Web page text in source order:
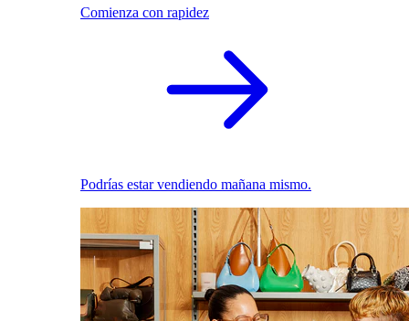
Comienza con rapidez
Podrías estar vendiendo mañana mismo.